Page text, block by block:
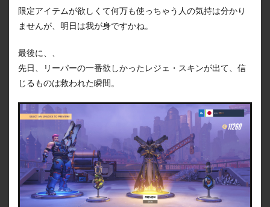
限定アイテムが欲しくて何万も使っちゃう人の気持は分かり
ませんが、明日は我が身ですかね。
最後に、、
先日、リーパーの一番欲しかったレジェ・スキンが出て、信
じるものは救われた瞬間。